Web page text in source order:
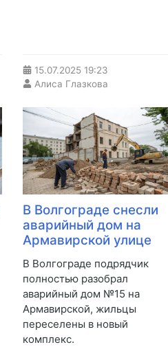
15.07.2025 19:23
Алиса Глазкова
В Волгограде снесли
аварийный дом на
Армавирской улице
В Волгограде подрядчик
полностью разобрал
аварийный дом №15 на
Армавирской, жильцы
переселены в новый
комплекс.